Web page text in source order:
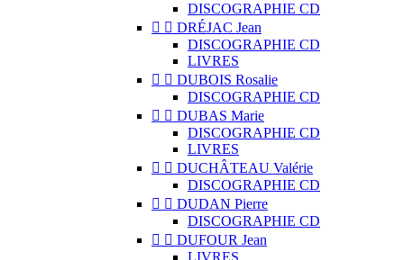
DISCOGRAPHIE CD
  DRÉJAC Jean
DISCOGRAPHIE CD
LIVRES
  DUBOIS Rosalie
DISCOGRAPHIE CD
  DUBAS Marie
DISCOGRAPHIE CD
LIVRES
  DUCHÂTEAU Valérie
DISCOGRAPHIE CD
  DUDAN Pierre
DISCOGRAPHIE CD
  DUFOUR Jean
LIVRES